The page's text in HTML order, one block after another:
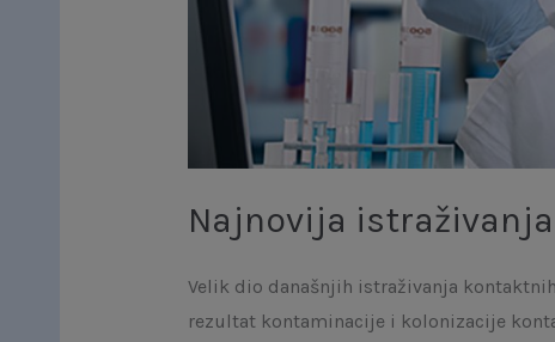
Najnovija istraživanja
Velik dio današnjih istraživanja
rezultat kontaminacije i kolonizacije